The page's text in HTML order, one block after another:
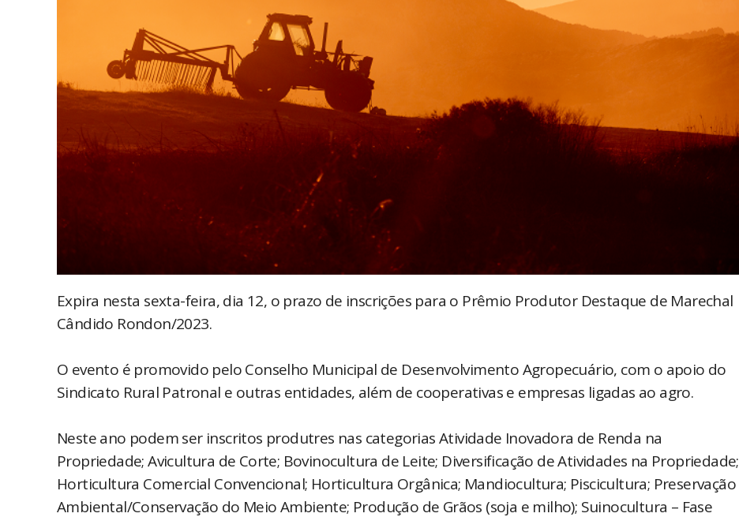
Expira nesta sexta-feira, dia 12, o prazo de inscrições para o Prêmio Produtor Destaque de Marechal
Cândido Rondon/2023.
O evento é promovido pelo Conselho Municipal de Desenvolvimento Agropecuário, com o apoio do
Sindicato Rural Patronal e outras entidades, além de cooperativas e empresas ligadas ao agro.
Neste ano podem ser inscritos produtres nas categorias Atividade Inovadora de Renda na
Propriedade; Avicultura de Corte; Bovinocultura de Leite; Diversificação de Atividades na Propriedade;
Horticultura Comercial Convencional; Horticultura Orgânica; Mandiocultura; Piscicultura; Preservação
Ambiental/Conservação do Meio Ambiente; Produção de Grãos (soja e milho); Suinocultura – Fase